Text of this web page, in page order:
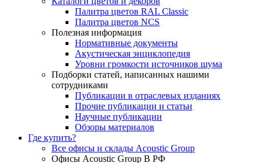
Палитра цветов RAL Сlassic
Палитра цветов NCS
Полезная информация
Нормативные документы
Акустическая энциклопедия
Уровни громкости источников шума
Подборки статей, написанных нашими
сотрудниками
Публикации в отраслевых изданиях
Прочие публикации и статьи
Научные публикации
Обзоры материалов
Где купить?
Все офисы и склады Acoustic Group
Офисы Acoustic Group В РФ